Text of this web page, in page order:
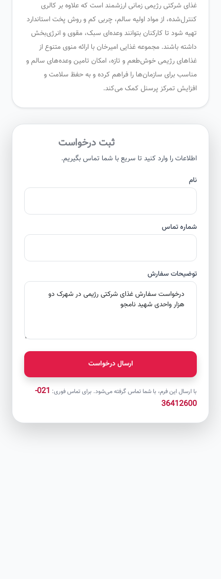
غذای شرکتی رژیمی زمانی ارزشمند است که علاوه بر کالری
کنترل‌شده، از مواد اولیه سالم، چربی کم و روش پخت استاندارد
تهیه شود تا کارکنان بتوانند وعده‌ای سبک، مقوی و انرژی‌بخش
داشته باشند. مجموعه غذایی امیرخان با ارائه منوی متنوع از
غذاهای رژیمی خوش‌طعم و تازه، امکان تامین وعده‌های سالم و
مناسب برای سازمان‌ها را فراهم کرده و به حفظ سلامت و
افزایش تمرکز پرسنل کمک می‌کند.
ثبت درخواست
اطلاعات را وارد کنید تا سریع با شما تماس بگیریم.
شماره تماس
توضیحات سفارش
ارسال درخواست
با ارسال این فرم، با شما تماس گرفته می‌شود. برای تماس فوری:
021-
36412600